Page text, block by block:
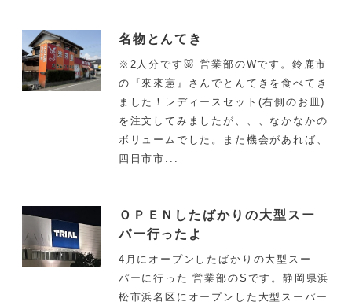
名物とんてき
※2人分です🐷 営業部のWです。鈴鹿市
の『來來憲』さんでとんてきを食べてき
ました！レディースセット(右側のお皿)
を注文してみましたが、、、なかなかの
ボリュームでした。また機会があれば、
四日市市...
ＯＰＥＮしたばかりの大型スー
パー行ったよ
4月にオープンしたばかりの大型スー
パーに行った 営業部のSです。静岡県浜
松市浜名区にオープンした大型スーパー